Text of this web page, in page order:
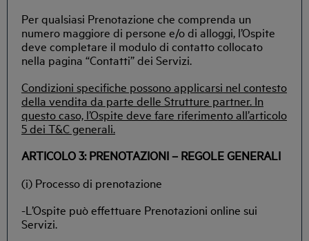
Per qualsiasi Prenotazione che comprenda un
numero maggiore di persone e/o di alloggi, l’Ospite
deve completare il modulo di contatto collocato
nella pagina “Contatti” dei Servizi.
Condizioni specifiche possono applicarsi nel contesto
della vendita da parte delle Strutture partner. In
questo caso, l’Ospite deve fare riferimento all’articolo
5 dei T&C generali.
ARTICOLO 3: PRENOTAZIONI – REGOLE GENERALI
(i) Processo di prenotazione
-L’Ospite può effettuare Prenotazioni online sui
Servizi.